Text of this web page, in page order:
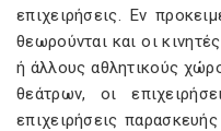
επιχειρήσεις. Εν
θεωρούνται και οι
ή άλλους αθλητικούς
θεάτρων, οι
επιχειρήσεις